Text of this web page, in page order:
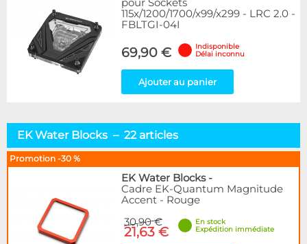
pour Sockets
115x/1200/1700/x99/x299 - LRC 2.0 -
FBLTGI-04I
69,90 €
Indisponible
Délai inconnu
Ajouter au panier
EK Water Blocks – 22 articles
Promotion -30 %
EK Water Blocks-
Cadre EK-Quantum Magnitude
Accent - Rouge
30,90 €
21,63 €
En stock
Expédition immédiate